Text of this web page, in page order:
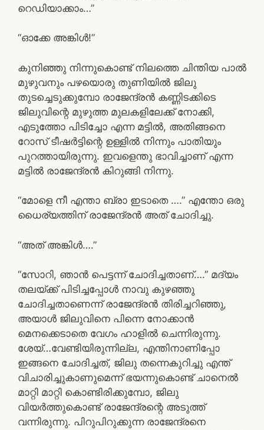
റെഡിയാക്കാം…”
“ഓക്കേ അങ്കിൾ!”
കുനിഞ്ഞു നിന്നുകൊണ്ട് നിലത്തെ ചിന്തിയ പാൽ
മുഴുവനും പഴയൊരു തുണിയിൽ ജിലു
തുടച്ചെടുക്കുമ്പോ രാജേന്ദ്രൻ കണ്ണിടക്കിടെ
ജിലുവിന്റെ മുഴുത്ത മുലകളിലേക്ക് നോക്കി,
എടുത്തോ പിടിച്ചോ എന്ന മട്ടിൽ, അതിങ്ങനെ
റോസ് ടീഷർട്ടിന്റെ ഉള്ളിൽ നിന്നും പാതിയും
പുറത്തായിരുന്നു. ഇവളെന്തു ഭാവിച്ചാണ് എന്ന
മട്ടിൽ രാജേന്ദ്രൻ കിറുങ്ങി നിന്നു.
“മോളെ നീ എന്താ ബ്രാ ഇടാതെ ….” എന്തോ ഒരു
ധൈര്യത്തിന് രാജേന്ദ്രൻ അത് ചോദിച്ചു.
“അത് അങ്കിൾ….”
“സോറി, ഞാൻ പെട്ടന്ന് ചോദിച്ചതാണ്….” മദ്യം
തലയ്ക്ക് പിടിച്ചപ്പോൾ നാവു കുഴഞ്ഞു
ചോദിച്ചതാണെന്ന് രാജേന്ദ്രൻ തിരിച്ചറിഞ്ഞു,
അയാൾ ജിലുവിനെ പിന്നെ നോക്കാൻ
മെനക്കെടാതെ വേഗം ഹാളിൽ ചെന്നിരുന്നു.
ശേയ്…വേണ്ടിയിരുന്നില്ല, എന്തിനാണിപ്പോ
ഇങ്ങനെ ചോദിച്ചത്, ജിലു തന്നെകുറിച്ചു എന്ത്
വിചാരിച്ചുകാണുമെന്ന് ഭയന്നുകൊണ്ട് ചാനെൽ
മാറ്റി മാറ്റി കൊണ്ടിരിക്കുമ്പോ, ജിലു
വിയർത്തുകൊണ്ട് രാജേന്ദ്രന്റെ അടുത്ത്
വന്നിരുന്നു. പിറുപിറുക്കുന്ന രാജേന്ദ്രനെ